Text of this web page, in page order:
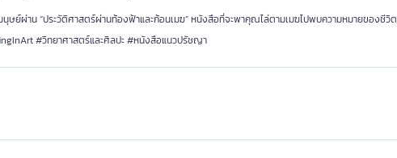
ย์ผ่าน “ประวัติศาสตร์ผ่านท้องฟ้าและก้อนเมฆ” หนังสือที่จะพาคุณไล่ตามเมฆไปพบความหมายของชีวิต
#วิทยาศาสตร์และศิลปะ #หนังสือแนวปรัชญา